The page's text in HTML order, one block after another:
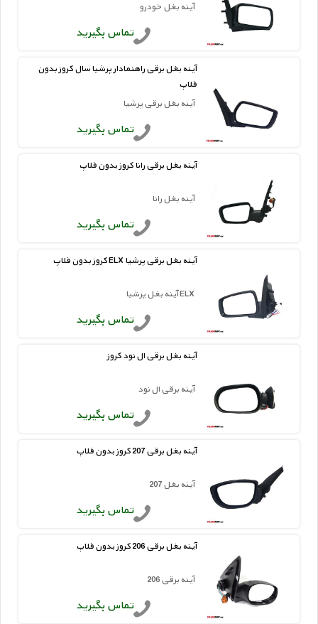
آینه بغل خودرو
تماس بگیرید
آینه بغل برقی راهنمادار پرشیا سال کروز بدون
فلاپ
آینه بغل برقی پرشیا
تماس بگیرید
آینه بغل برقی رانا کروز بدون فلاپ
آینه بغل رانا
تماس بگیرید
آینه بغل برقی پرشیا ELX کروز بدون فلاپ
ELX آینه بغل پرشیا
تماس بگیرید
آینه بغل برقی ال نود کروز
آینه برقی ال نود
تماس بگیرید
آینه بغل برقی 207 کروز بدون فلاپ
آینه بغل 207
تماس بگیرید
آینه بغل برقی 206 کروز بدون فلاپ
آینه برقی 206
تماس بگیرید